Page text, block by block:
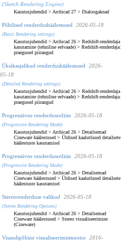
(Sketch Rendering Engine)
Kasutusjuhendid > Archicad 27 > Dialoogaknad
Põhilised renderdushäälestused 2026-05-18
(Basic Rendering settings)
Kasutusjuhendid > Archicad 26 > Redshift-renderdaja
kasutamine (tehniline eelvaade) > Redshift-renderdaja:
praegused piirangud
Üksikasjalikud renderdushäälestused
2026-
05-18
(Detailed Rendering settings)
Kasutusjuhendid > Archicad 26 > Redshift-renderdaja
kasutamine (tehniline eelvaade) > Redshift-renderdaja:
praegused piirangud
Progressiivne renderdusrežiim 2026-05-18
(Progressive Rendering Mode)
Kasutusjuhendid > Archicad 26 > Detailsemad
Cineware häälestused > Üldised kaalutlused detailsete
häälestuste kasutamisel
Progressiivne renderdusrežiim 2026-05-18
(Progressive Rendering Mode)
Kasutusjuhendid > Archicad 26 > Detailsemad
Cineware häälestused > Üldised kaalutlused detailsete
häälestuste kasutamisel
Stereorenderduse valikud 2026-05-18
(Stereo Rendering Options)
Kasutusjuhendid > Archicad 26 > Detailsemad
Cineware häälestused > Stereo visualiseerimine
(Cineware)
Visandipõhine visualiseerimismootor
2016-